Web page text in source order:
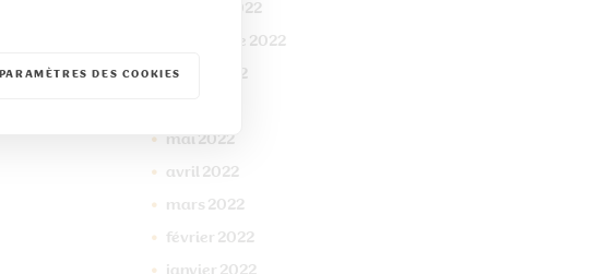
PARAMÈTRES DES COOKIES
2022
septembre 2022
juillet 2022
mai 2022
avril 2022
mars 2022
février 2022
janvier 2022